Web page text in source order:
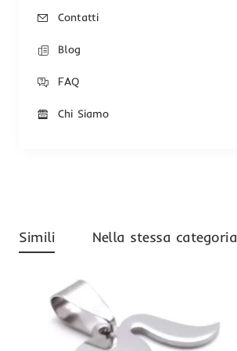
Contatti
Blog
FAQ
Chi Siamo
Simili Nella stessa categoria